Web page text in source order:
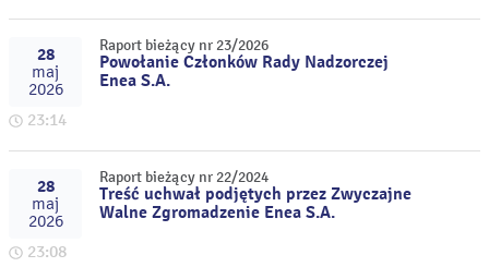
28
maj
2026
23:14
Raport bieżący nr 23/2026
Powołanie Członków Rady Nadzorczej
Enea S.A.
28
maj
2026
23:08
Raport bieżący nr 22/2024
Treść uchwał podjętych przez Zwyczajne
Walne Zgromadzenie Enea S.A.